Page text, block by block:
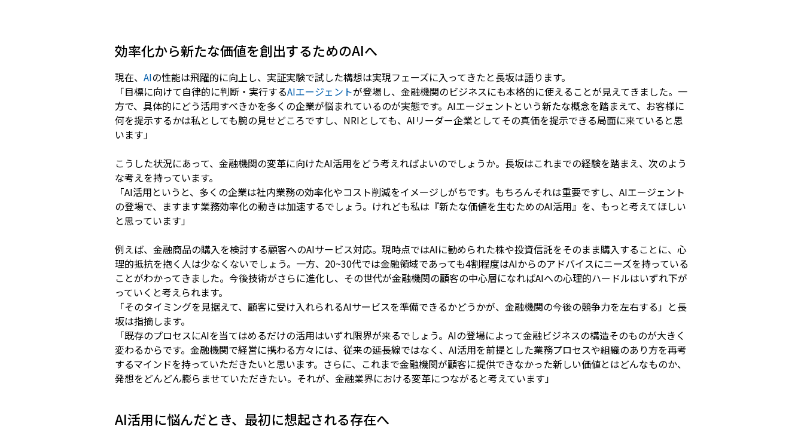
効率化から新たな価値を創出するためのAIへ
現在、 AIの性能は飛躍的に向上し、実証実験で試した構想は実現フェーズに入ってきたと長坂は語ります。
「目標に向けて自律的に判断・実行するAIエージェントが登場し、金融機関のビジネスにも本格的に使えることが見えてきました。一
方で、具体的にどう活用すべきかを多くの企業が悩まれているのが実態です。AIエージェントという新たな概念を踏まえて、お客様に
何を提示するかは私としても腕の見せどころですし、NRIとしても、AIリーダー企業としてその真価を提示できる局面に来ていると思
います」
こうした状況にあって、金融機関の変革に向けたAI活用をどう考えればよいのでしょうか。長坂はこれまでの経験を踏まえ、次のよう
な考えを持っています。
「AI活用というと、多くの企業は社内業務の効率化やコスト削減をイメージしがちです。もちろんそれは重要ですし、AIエージェント
の登場で、ますます業務効率化の動きは加速するでしょう。けれども私は『新たな価値を生むためのAI活用』を、もっと考えてほしい
と思っています」
例えば、金融商品の購入を検討する顧客へのAIサービス対応。現時点ではAIに勧められた株や投資信託をそのまま購入することに、心
理的抵抗を抱く人は少なくないでしょう。一方、20~30代では金融領域であっても4割程度はAIからのアドバイスにニーズを持っている
ことがわかってきました。今後技術がさらに進化し、その世代が金融機関の顧客の中心層になればAIへの心理的ハードルはいずれ下が
っていくと考えられます。
「そのタイミングを見据えて、顧客に受け入れられるAIサービスを準備できるかどうかが、金融機関の今後の競争力を左右する」と長
坂は指摘します。
「既存のプロセスにAIを当てはめるだけの活用はいずれ限界が来るでしょう。AIの登場によって金融ビジネスの構造そのものが大きく
変わるからです。金融機関で経営に携わる方々には、従来の延長線ではなく、AI活用を前提とした業務プロセスや組織のあり方を再考
するマインドを持っていただきたいと思います。さらに、これまで金融機関が顧客に提供できなかった新しい価値とはどんなものか、
発想をどんどん膨らませていただきたい。それが、金融業界における変革につながると考えています」
AI活用に悩んだとき、最初に想起される存在へ